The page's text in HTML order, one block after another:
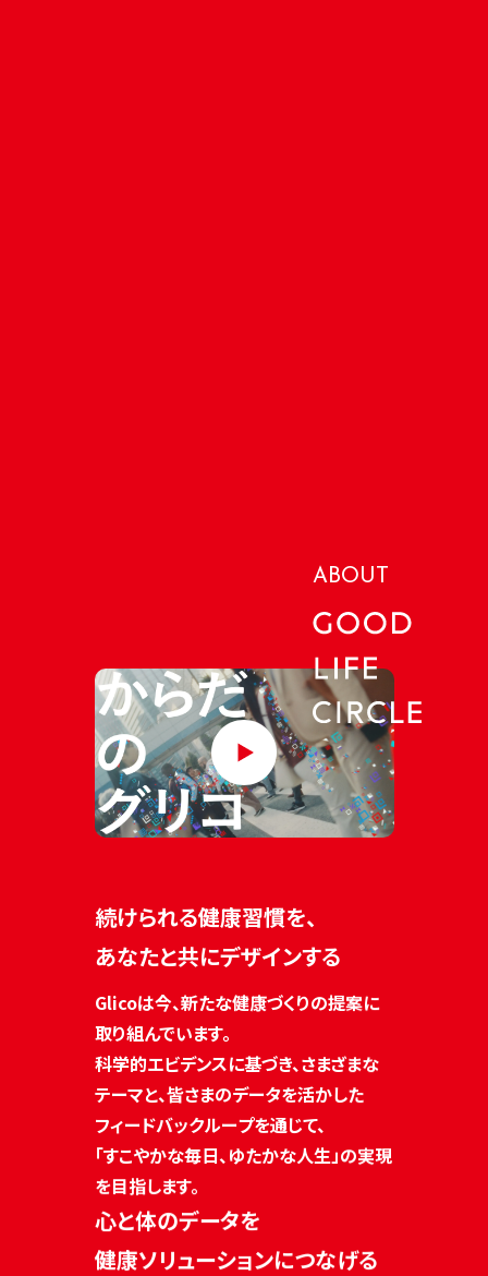
ABOUT
続けられる健康習慣を、
あなたと共にデザインする
Glicoは今、新たな健康づくりの提案に
取り組んでいます。
科学的エビデンスに基づき、さまざまな
テーマと、皆さまのデータを活かした
フィードバックループを通じて、
「すこやかな毎日、ゆたかな人生」の実現
を目指します。
心と体のデータを
健康ソリューションにつなげる